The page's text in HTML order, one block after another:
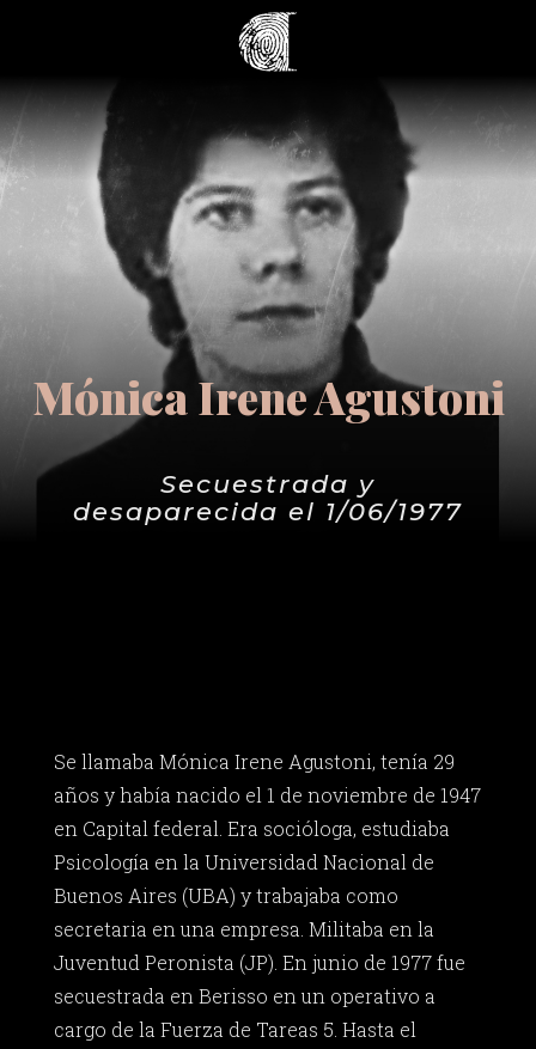
Mónica Irene Agustoni
Secuestrada y
desaparecida el 1/06/1977
Se llamaba Mónica Irene Agustoni, tenía 29
años y había nacido el 1 de noviembre de 1947
en Capital federal. Era socióloga, estudiaba
Psicología en la Universidad Nacional de
Buenos Aires (UBA) y trabajaba como
secretaria en una empresa. Militaba en la
Juventud Peronista (JP). En junio de 1977 fue
secuestrada en Berisso en un operativo a
cargo de la Fuerza de Tareas 5. Hasta el